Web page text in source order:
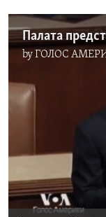
Языки
byГОЛОС
No